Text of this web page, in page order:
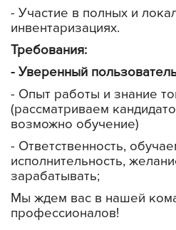
- Участие в полных и
инвентаризациях.
Требования:
- Уверенный
- Опыт работы и знание
(рассматриваем
возможно обучение)
- Ответственность,
исполнительность,
зарабатывать;
Мы ждем вас в нашей
профессионалов!